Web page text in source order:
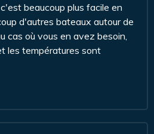
beaucoup plus facile en
d'autres bateaux autour de
cas où vous en avez besoin,
les températures sont